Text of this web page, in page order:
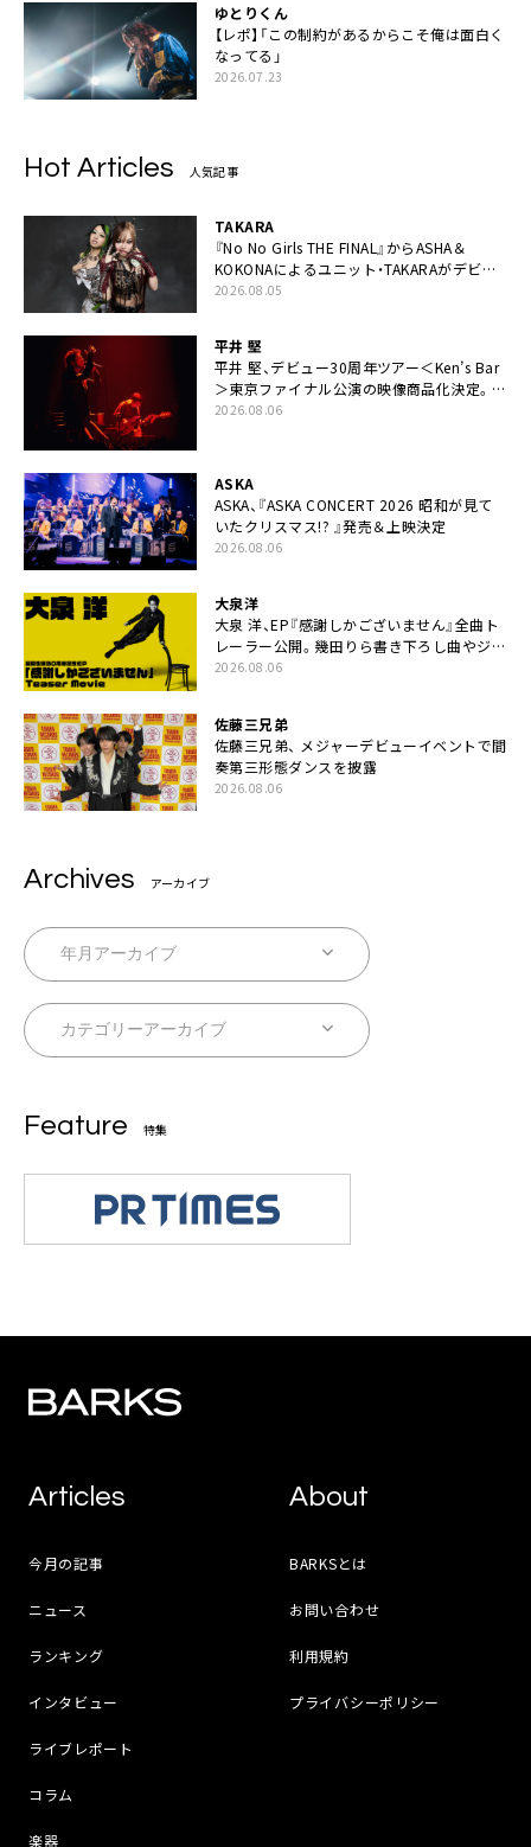
ゆとりくん
【レポ】「この制約があるからこそ俺は面白く
なってる」
2026.07.23
Hot Articles 人気記事
TAKARA
『No No Girls THE FINAL』からASHA＆
KOKONAによるユニット・TAKARAがデビュ
ー
2026.08.05
平井 堅
平井 堅、デビュー30周年ツアー＜Ken’s Bar
＞東京ファイナル公演の映像商品化決定。ブ
ックレットには平井堅のメッセージ掲載も
2026.08.06
ASKA
ASKA、『ASKA CONCERT 2026 昭和が見て
いたクリスマス!? 』発売＆上映決定
2026.08.06
大泉洋
大泉 洋、EP『感謝しかございません』全曲ト
レーラー公開。幾田りら書き下ろし曲やジャ
ズピアニスト・小曽根真による提供曲のレコ
2026.08.06
佐藤三兄弟
佐藤三兄弟、 メジャーデビューイベントで間
奏第三形態ダンスを披露
2026.08.06
Archives アーカイブ
Feature 特集
Articles
今月の記事
ニュース
ランキング
インタビュー
ライブレポート
コラム
楽器
About
BARKSとは
お問い合わせ
利用規約
プライバシーポリシー